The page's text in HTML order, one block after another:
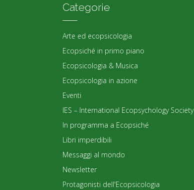
Categorie
Arte ed ecopsicologia
Ecopsiché in primo piano
Ecopsicologia & Musica
Ecopsicologia in azione
Eventi
IES – International Ecopsychology Society
In programma a Ecopsiché
Libri imperdibili
Messaggi al mondo
Newsletter
Protagonisti dell'Ecopsicologia